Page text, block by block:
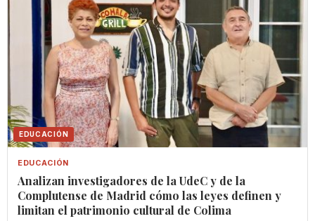
EDUCACIÓN
EDUCACIÓN
Analizan investigadores de la UdeC y de la
Complutense de Madrid cómo las leyes definen y
limitan el patrimonio cultural de Colima